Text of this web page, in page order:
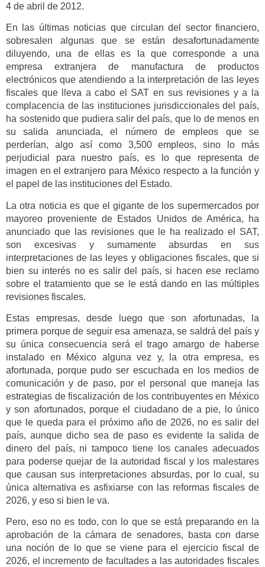
4 de abril de 2012.
En las últimas noticias que circulan del sector financiero,
sobresalen algunas que se están desafortunadamente
diluyendo, una de ellas es la que corresponde a una
empresa extranjera de manufactura de productos
electrónicos que atendiendo a la interpretación de las leyes
fiscales que lleva a cabo el SAT en sus revisiones y a la
complacencia de las instituciones jurisdiccionales del país,
ha sostenido que pudiera salir del país, que lo de menos en
su salida anunciada, el número de empleos que se
perderían, algo así como 3,500 empleos, sino lo más
perjudicial para nuestro país, es lo que representa de
imagen en el extranjero para México respecto a la función y
el papel de las instituciones del Estado.
La otra noticia es que el gigante de los supermercados por
mayoreo proveniente de Estados Unidos de América, ha
anunciado que las revisiones que le ha realizado el SAT,
son excesivas y sumamente absurdas en sus
interpretaciones de las leyes y obligaciones fiscales, que si
bien su interés no es salir del país, si hacen ese reclamo
sobre el tratamiento que se le está dando en las múltiples
revisiones fiscales.
Estas empresas, desde luego que son afortunadas, la
primera porque de seguir esa amenaza, se saldrá del país y
su única consecuencia será el trago amargo de haberse
instalado en México alguna vez y, la otra empresa, es
afortunada, porque pudo ser escuchada en los medios de
comunicación y de paso, por el personal que maneja las
estrategias de fiscalización de los contribuyentes en México
y son afortunados, porque el ciudadano de a pie, lo único
que le queda para el próximo año de 2026, no es salir del
país, aunque dicho sea de paso es evidente la salida de
dinero del país, ni tampoco tiene los canales adecuados
para poderse quejar de la autoridad fiscal y los malestares
que causan sus interpretaciones absurdas, por lo cual, su
única alternativa es asfixiarse con las reformas fiscales de
2026, y eso si bien le va.
Pero, eso no es todo, con lo que se está preparando en la
aprobación de la cámara de senadores, basta con darse
una noción de lo que se viene para el ejercicio fiscal de
2026, el incremento de facultades a las autoridades fiscales